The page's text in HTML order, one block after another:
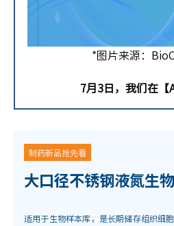
*图片来源：
7月3日，我们在【
制药新品抢先看
大口径不锈钢液氮生
适用于生物样本库，是长期储存组织细